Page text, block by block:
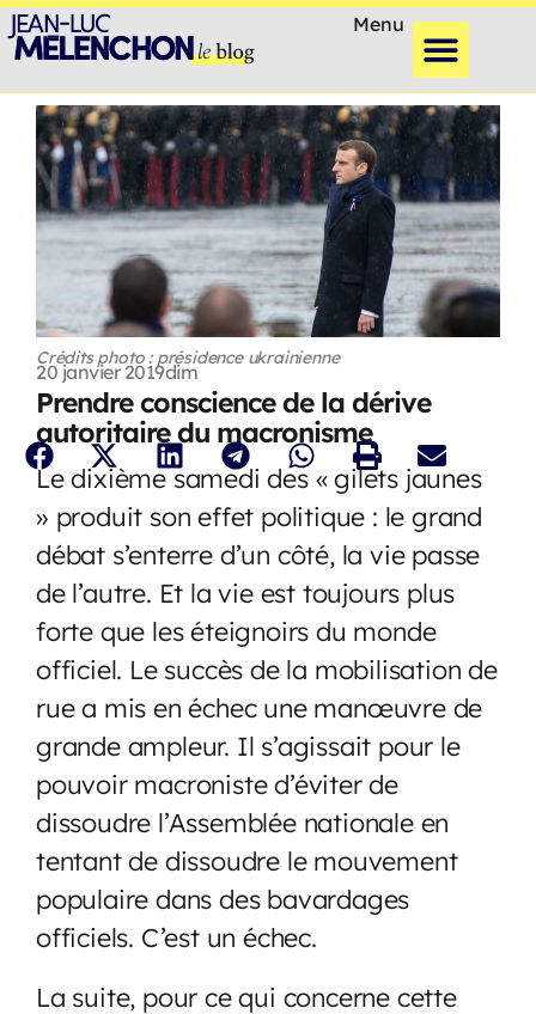
Menu
Crédits photo : présidence ukrainienne
20 janvier 2019dim
Prendre conscience de la dérive
autoritaire du macronisme
Le dixième samedi des « gilets jaunes
» produit son effet politique : le grand
débat s’enterre d’un côté, la vie passe
de l’autre. Et la vie est toujours plus
forte que les éteignoirs du monde
officiel. Le succès de la mobilisation de
rue a mis en échec une manœuvre de
grande ampleur. Il s’agissait pour le
pouvoir macroniste d’éviter de
dissoudre l’Assemblée nationale en
tentant de dissoudre le mouvement
populaire dans des bavardages
officiels. C’est un échec.
La suite, pour ce qui concerne cette